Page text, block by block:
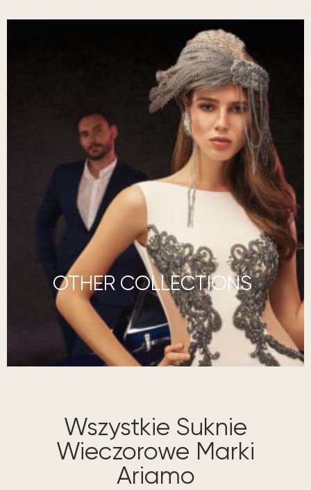
OTHER COLLECTIONS
Wszystkie Suknie
Wieczorowe Marki
Ariamo​